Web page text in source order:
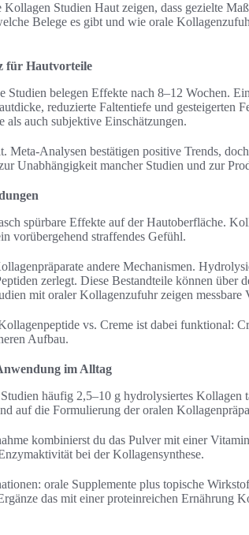
Studien Haut zeigen, dass gezielte
Belege es gibt und wie orale
für Hautvorteile
Studien belegen Effekte nach 8–12 Wochen.
reduzierte Faltentiefe und gesteigerten
auch subjektive Einschätzungen.
Meta-Analysen bestätigen positive Trends,
Unabhängigkeit mancher Studien und zur
spürbare Effekte auf der Hautoberfläche.
vorübergehend straffendes Gefühl.
andere Mechanismen.
zerlegt. Diese Bestandteile können über
mit oraler Kollagenzufuhr zeigen messbare
vs. Creme ist dabei funktional:
Aufbau.
im Alltag
häufig 2,5–10 g hydrolysiertes
auf die Formulierung der oralen
kombinierst du das Pulver mit einer
bei der Kollagensynthese.
orale Supplemente plus topische
das mit einer proteinreichen Ernährung